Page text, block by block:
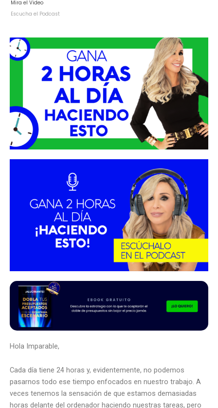
Mira el Video
Escucha el Podcast
Hola Imparable,
Cada día tiene 24 horas y, evidentemente, no podemos
pasarnos todo ese tiempo enfocados en nuestro trabajo. A
veces tenemos la sensación de que estamos demasiadas
horas delante del ordenador haciendo nuestras tareas, pero